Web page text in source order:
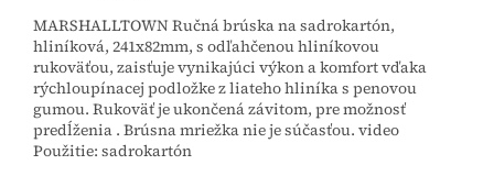
MARSHALLTOWN Ručná brúska na sadrokartón,
hliníková, 241x82mm, s odľahčenou hliníkovou
rukoväťou, zaisťuje vynikajúci výkon a komfort vďaka
rýchloupínacej podložke z liateho hliníka s penovou
gumou. Rukoväť je ukončená závitom, pre možnosť
predĺženia . Brúsna mriežka nie je súčasťou. video
Použitie: sadrokartón